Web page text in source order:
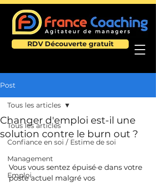
RDV Découverte gratuit
Post
Tous les articles
Confiance en soi / Estime de soi
Management
Emploi
Tous les articles
Changer d'emploi est-il une
solution contre le burn out ?
Vous vous sentez épuisé·e dans votre
poste actuel malgré vos